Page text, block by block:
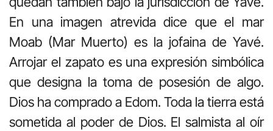
En una imagen atrevida dice que el mar
Moab (Mar Muerto) es la jofaina de Yavé.
Arrojar el zapato es una expresión simbólica
que designa la toma de posesión de algo.
Dios ha comprado a Edom. Toda la tierra está
sometida al poder de Dios. El salmista al oír